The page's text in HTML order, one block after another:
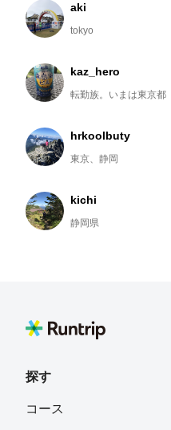
aki
tokyo
kaz_hero
転勤族。いまは東京都
hrkoolbuty
東京、静岡
kichi
静岡県
いち
探す
コース